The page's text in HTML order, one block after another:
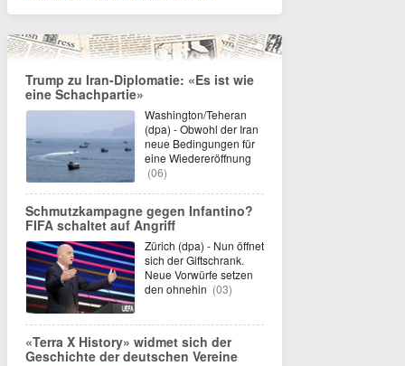
Trump zu Iran-Diplomatie: «Es ist wie
eine Schachpartie»
Washington/Teheran
(dpa) - Obwohl der Iran
neue Bedingungen für
eine Wiedereröffnung
(06)
Schmutzkampagne gegen Infantino?
FIFA schaltet auf Angriff
Zürich (dpa) - Nun öffnet
sich der Giftschrank.
Neue Vorwürfe setzen
den ohnehin (03)
«Terra X History» widmet sich der
Geschichte der deutschen Vereine